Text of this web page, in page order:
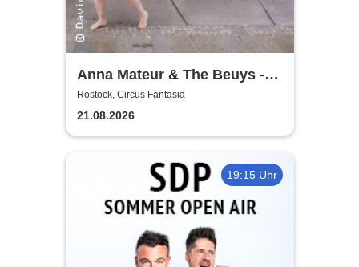
Anna Mateur & The Beuys -
Kaoshüter
Rostock, Circus Fantasia
21.08.2026
19:15 Uhr